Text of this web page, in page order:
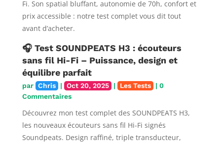
Fi. Son spatial bluffant, autonomie de 70h, confort et
prix accessible : notre test complet vous dit tout
avant d’acheter.
🎧 Test SOUNDPEATS H3 : écouteurs
sans fil Hi-Fi – Puissance, design et
équilibre parfait
par Chris | Oct 20, 2025 | Les Tests | 0
Commentaires
Découvrez mon test complet des SOUNDPEATS H3,
les nouveaux écouteurs sans fil Hi-Fi signés
Soundpeats. Design raffiné, triple transducteur,